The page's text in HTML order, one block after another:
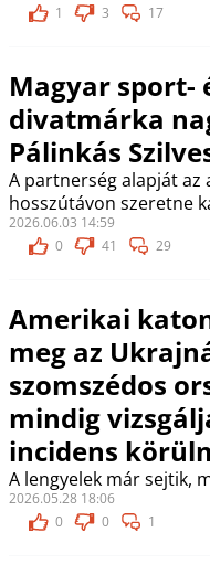
1
3 17
Magyar sport-
divatmárka
Pálinkás
A partnerség alapját az
hosszútávon szeretne
2026.06.03 14:59
0
41 29
Amerikai
meg az
szomszédos
mindig
incidens
A lengyelek már sejtik,
2026.05.28 18:06
0
0 1